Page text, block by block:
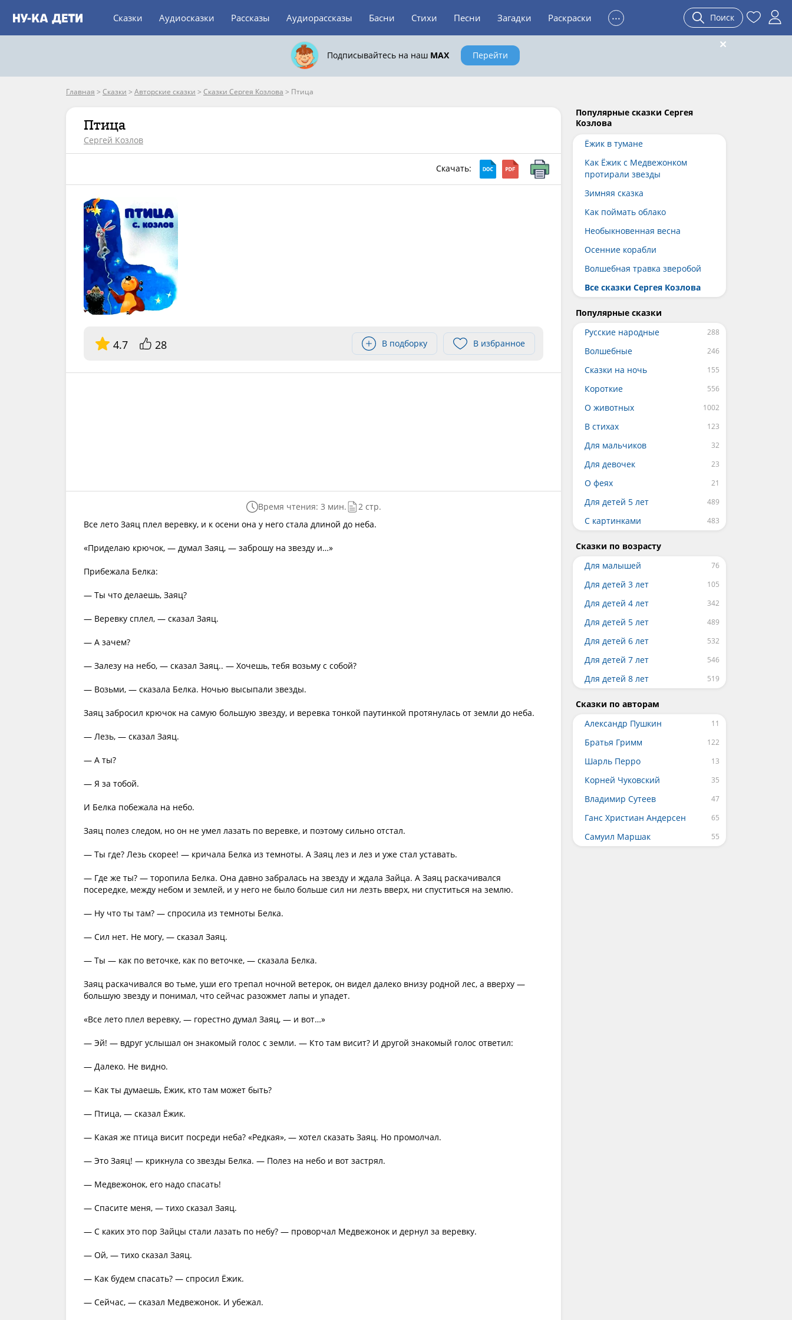
Сказки Аудиосказки Рассказы Аудиорассказы Басни Стихи Песни Загадки Раскраски ... Поиск
Подписывайтесь на наш MAX Перейти
Главная > Сказки > Авторские сказки > Сказки Сергея Козлова > Птица
Птица
Сергей Козлов
Скачать:
4.7 28 В подборку В избранное
Время чтения: 3 мин.
2 стр.
Все лето Заяц плел веревку, и к осени она у него стала длиной до неба.
«Приделаю крючок, — думал Заяц, — заброшу на звезду и…»
Прибежала Белка:
— Ты что делаешь, Заяц?
— Веревку сплел, — сказал Заяц.
— А зачем?
— Залезу на небо, — сказал Заяц.. — Хочешь, тебя возьму с собой?
— Возьми, — сказала Белка. Ночью высыпали звезды.
Заяц забросил крючок на самую большую звезду, и веревка тонкой паутинкой протянулась от земли до неба.
— Лезь, — сказал Заяц.
— А ты?
— Я за тобой.
И Белка побежала на небо.
Заяц полез следом, но он не умел лазать по веревке, и поэтому сильно отстал.
— Ты где? Лезь скорее! — кричала Белка из темноты. А Заяц лез и лез и уже стал уставать.
— Где же ты? — торопила Белка. Она давно забралась на звезду и ждала Зайца. А Заяц раскачивался
посередке, между небом и землей, и у него не было больше сил ни лезть вверх, ни спуститься на землю.
— Ну что ты там? — спросила из темноты Белка.
— Сил нет. Не могу, — сказал Заяц.
— Ты — как по веточке, как по веточке, — сказала Белка.
Заяц раскачивался во тьме, уши его трепал ночной ветерок, он видел далеко внизу родной лес, а вверху —
большую звезду и понимал, что сейчас разожмет лапы и упадет.
«Все лето плел веревку, — горестно думал Заяц, — и вот…»
— Эй! — вдруг услышал он знакомый голос с земли. — Кто там висит? И другой знакомый голос ответил:
— Далеко. Не видно.
— Как ты думаешь, Ёжик, кто там может быть?
— Птица, — сказал Ёжик.
— Какая же птица висит посреди неба? «Редкая», — хотел сказать Заяц. Но промолчал.
— Это Заяц! — крикнула со звезды Белка. — Полез на небо и вот застрял.
— Медвежонок, его надо спасать!
— Спасите меня, — тихо сказал Заяц.
— С каких это пор Зайцы стали лазать по небу? — проворчал Медвежонок и дернул за веревку.
— Ой, — тихо сказал Заяц.
— Как будем спасать? — спросил Ёжик.
— Сейчас, — сказал Медвежонок. И убежал.
Популярные сказки Сергея
Козлова
Ёжик в тумане
Как Ёжик с Медвежонком
протирали звезды
Зимняя сказка
Как поймать облако
Необыкновенная весна
Осенние корабли
Волшебная травка зверобой
Все сказки Сергея Козлова
Популярные сказки
Русские народные
Волшебные
Сказки на ночь
Короткие
О животных
В стихах
Для мальчиков
Для девочек
О феях
Для детей 5 лет
С картинками
Сказки по возрасту
Для малышей
Для детей 3 лет
Для детей 4 лет
Для детей 5 лет
Для детей 6 лет
Для детей 7 лет
Для детей 8 лет
Сказки по авторам
Александр Пушкин
Братья Гримм
Шарль Перро
Корней Чуковский
Владимир Сутеев
Ганс Христиан Андерсен
Самуил Маршак